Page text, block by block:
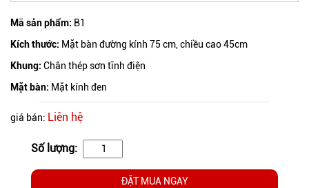
Mã sản phẩm: B1
Kích thước: Mặt bàn đường kính 75 cm, chiều cao 45cm
Khung: Chân thép sơn tĩnh điện
Mặt bàn: Mặt kính đen
giá bán: Liên hệ
Số lượng:
ĐẶT MUA NGAY